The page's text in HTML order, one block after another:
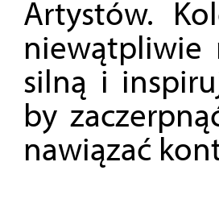
Artystów.
niewątpliwie
silną i
by
nawiązać